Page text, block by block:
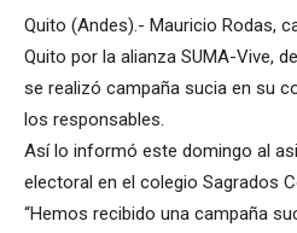
Quito (Andes).- Mauricio Rodas,
Quito por la alianza SUMA-Vive,
se realizó campaña sucia en su
los responsables.
Así lo informó este domingo al
electoral en el colegio Sagrados
“Hemos recibido una campaña